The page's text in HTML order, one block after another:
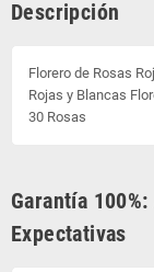
Descripción
Florero de Rosas
Rojas y Blancas
30 Rosas
Garantía
Expectativas